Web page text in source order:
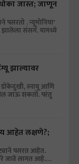
जास्त; जाणून
पसरतो . न्यूमोनिया'
संसर्ग. यामध्ये
झाल्यावर
स्नायू आणि
जाऊ शकतो. परंतु
आहेत लक्षणे?;
पसरत आहेत.
जावे लागत आहे.…